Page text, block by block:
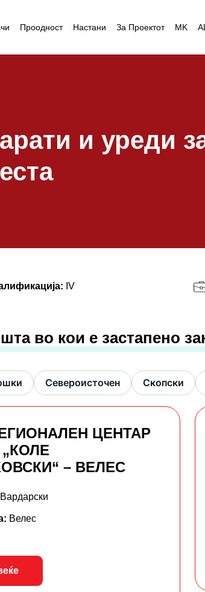
Проодност Настани За Проектот MK AL
и уреди
IV
во кои е застапено
Североисточен Скопски
ЦЕНТАР
– ВЕЛЕС
Вардарски
Велес